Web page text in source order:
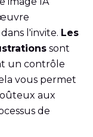
l'invite. Les
sont
un contrôle
vous permet
aux
de